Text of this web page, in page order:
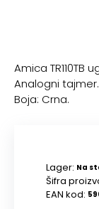
Amica
Analogni
Boja: Crna.
Lager: Na
Šifra
EAN kod: